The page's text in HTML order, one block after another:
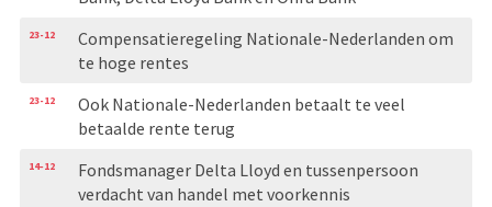
23-12
Compensatieregeling Nationale-Nederlanden om
te hoge rentes
23-12
Ook Nationale-Nederlanden betaalt te veel
betaalde rente terug
14-12
Fondsmanager Delta Lloyd en tussenpersoon
verdacht van handel met voorkennis